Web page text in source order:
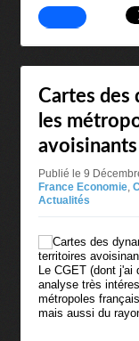
Cartes des
les
avoisinants
Publié le 9
France Economie,
Actualités
Le CGET (dont j'ai
analyse très
métropoles
mais aussi du